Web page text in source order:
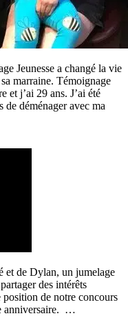
Jeunesse a changé la vie
marraine. Témoignage
et j’ai 29 ans. J’ai été
de déménager avec ma
et de Dylan, un jumelage
des intérêts
de notre concours
anniversaire. …